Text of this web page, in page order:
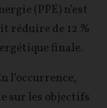
(PPE) n’est
réduire de 12 %
finale.
l’occurrence,
sur les objectifs